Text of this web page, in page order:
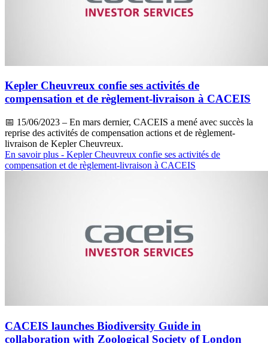
Kepler Cheuvreux confie ses activités de
compensation et de règlement-livraison à CACEIS
📅 15/06/2023 – En mars dernier, CACEIS a mené avec succès la
reprise des activités de compensation actions et de règlement-
livraison de Kepler Cheuvreux.
En savoir plus - Kepler Cheuvreux confie ses activités de
compensation et de règlement-livraison à CACEIS
CACEIS launches Biodiversity Guide in
collaboration with Zoological Society of London